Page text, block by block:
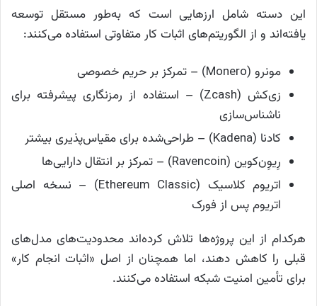
این دسته شامل ارزهایی است که به‌طور مستقل توسعه
یافته‌اند و از الگوریتم‌های اثبات کار متفاوتی استفاده می‌کنند:
مونرو (Monero) – تمرکز بر حریم خصوصی
زی‌کش (Zcash) – استفاده از رمزنگاری پیشرفته برای
ناشناس‌سازی
کادنا (Kadena) – طراحی‌شده برای مقیاس‌پذیری بیشتر
رِیوِن‌کوین (Ravencoin) – تمرکز بر انتقال دارایی‌ها
اتریوم کلاسیک (Ethereum Classic) – نسخه اصلی
اتریوم پس از فورک
هرکدام از این پروژه‌ها تلاش کرده‌اند محدودیت‌های مدل‌های
قبلی را کاهش دهند، اما همچنان از اصل «اثبات انجام کار»
برای تأمین امنیت شبکه استفاده می‌کنند.